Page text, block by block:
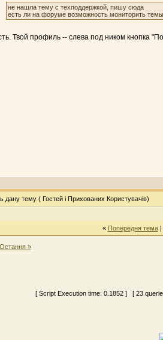
не нашла тему с техподдержкой, пишу сюда
есть ли на форуме возможность мониторить
Твой профиль -- слева под ником кнопка
дану тему ( Гостей і Прихованих Користувачів)
« Попередня тема|
Остання »
[ Script Execution time: 0.1852 ] [ 23